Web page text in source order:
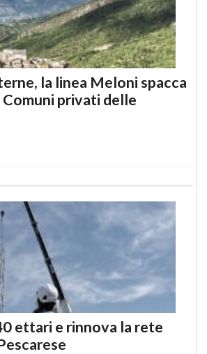
la linea Meloni spacca
privati delle
ettari e rinnova la rete